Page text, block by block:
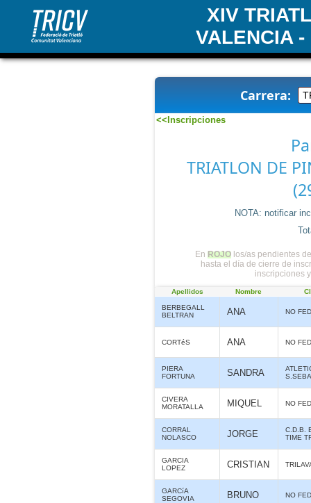
XIV
VALENCIA -
Carrera:
<<Inscripciones
TRIATLON DE
NOTA: notificar
EnROJO los/as pendientes
hasta el día de cierre de
inscripciones
Apellidos Nombre
BERBEGALL
BELTRAN
ANA NO
CORTéS ANA NO
PIERA
FORTUNA
SANDRA
CIVERA
MORATALLA
MIQUEL NO
CORRAL
NOLASCO
JORGE
C.D.B.
TIME
GARCIA
LOPEZ
CRISTIAN
GARCíA
SEGOVIA
BRUNO NO